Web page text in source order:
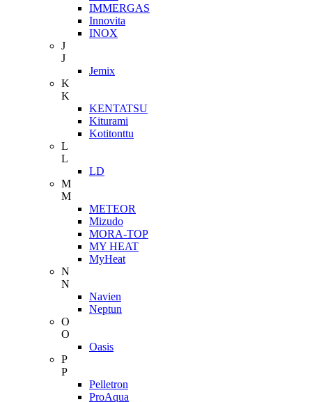
IMMERGAS
Innovita
INOX
J
J
Jemix
K
K
KENTATSU
Kiturami
Kotitonttu
L
L
LD
M
M
METEOR
Mizudo
MORA-TOP
MY HEAT
MyHeat
N
N
Navien
Neptun
O
O
Oasis
P
P
Pelletron
ProAqua